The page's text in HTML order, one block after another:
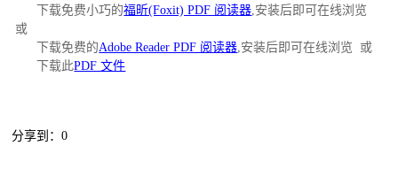
下载免费小巧的福昕(Foxit) PDF 阅读器,安装后即可在线浏览
或
下载免费的Adobe Reader PDF 阅读器,安装后即可在线浏览 或
下载此PDF 文件
分享到：0